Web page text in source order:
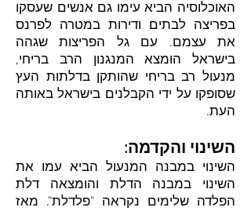
האוכלוסיה הביא עימו גם אנשים שעסקו
בפריצה לבתים ודירות במטרה לפרנס
את עצמם. עם גל הפריצות שגהה
בישראל הומצא המנגנון הרב בריחי,
מנעול רב בריחי שהותקן בדלתות העץ
שסופקו על ידי הקבלנים בישראל באותה
העת.
השינוי והקדמה:
השינוי במבנה המנעול הביא עמו את
השינוי במבנה הדלת והומצאה דלת
הפלדה שלימים נקראה "פלדלת". מאז